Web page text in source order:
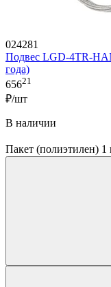
024281
Подвес LGD-4TR-
года)
65621
₽/шт
В наличии
Пакет (полиэтилен)